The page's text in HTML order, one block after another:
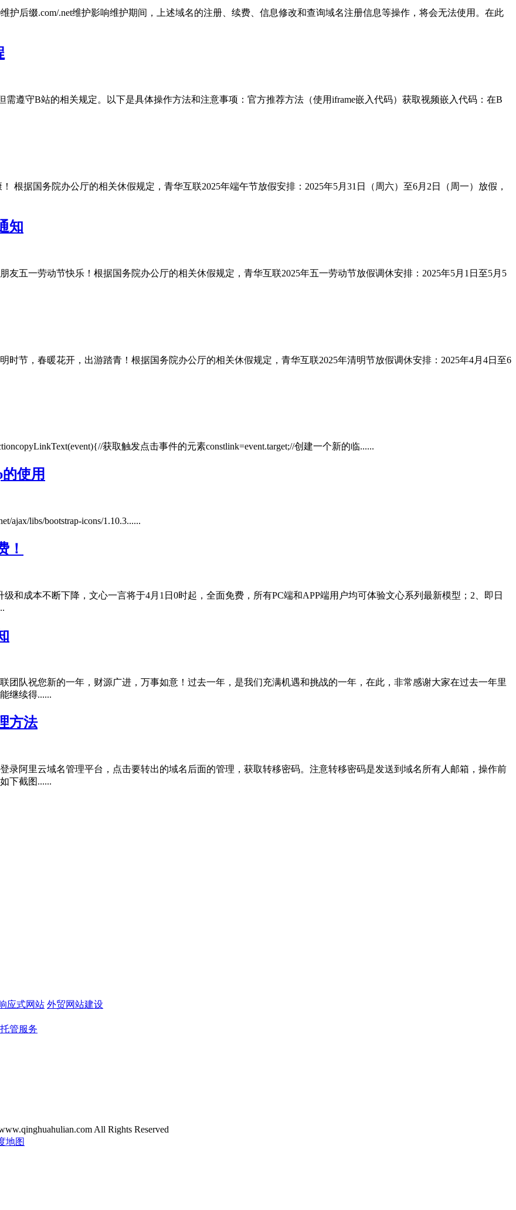
维护后缀.com/.net维护影响维护期间，上述域名的注册、续费、信息修改和查询域名注册信息等操作，将会无法使用。在此
遵守B站的相关规定。以下是具体操作方法和注意事项：官方推荐方法（使用iframe嵌入代码）获取视频嵌入代码：在B
根据国务院办公厅的相关休假规定，青华互联2025年端午节放假安排：2025年5月31日（周六）至6月2日（周一）放假，
知
五一劳动节快乐！根据国务院办公厅的相关休假规定，青华互联2025年五一劳动节放假调休安排：2025年5月1日至5月5
节，春暖花开，出游踏青！根据国务院办公厅的相关休假规定，青华互联2025年清明节放假调休安排：2025年4月4日至6
获取触发点击事件的元素constlink=event.target;//创建一个新的临......
使用
ajax/libs/bootstrap-icons/1.10.3......
！
和成本不断下降，文心一言将于4月1日0时起，全面免费，所有PC端和APP端用户均可体验文心系列最新模型；2、即日
团队祝您新的一年，财源广进，万事如意！过去一年，是我们充满机遇和挑战的一年，在此，非常感谢大家在过去一年里
继续得......
方法
录阿里云域名管理平台，点击要转出的域名后面的管理，获取转移密码。注意转移密码是发送到域名所有人邮箱，操作前
下截图......
应式网站 外贸网站建设
管服务
All Rights Reserved
地图